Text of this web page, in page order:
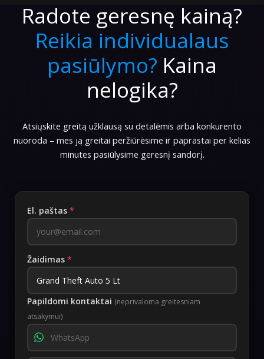
Radote geresnę kainą?
Reikia individualaus
pasiūlymo? Kaina
nelogika?
Atsiųskite greitą užklausą su detalėmis arba konkurento
nuoroda – mes ją greitai peržiūrėsime ir paprastai per kelias
minutes pasiūlysime geresnį sandorį.
El. paštas *
Žaidimas *
Papildomi kontaktai (neprivaloma greitesniam
atsakymui)